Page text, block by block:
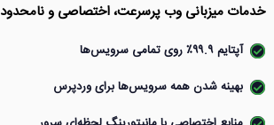
خدمات میزبانی وب پرسرعت، اختصاصی و نامحدود
آپتایم ۹۹.۹٪ روی تمامی سرویس‌ها
بهینه شدن همه‌ سرویس‌ها برای وردپرس